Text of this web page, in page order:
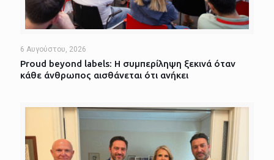
6 Αυγούστου, 2026
Proud beyond labels: Η συμπερίληψη ξεκινά όταν
κάθε άνθρωπος αισθάνεται ότι ανήκει